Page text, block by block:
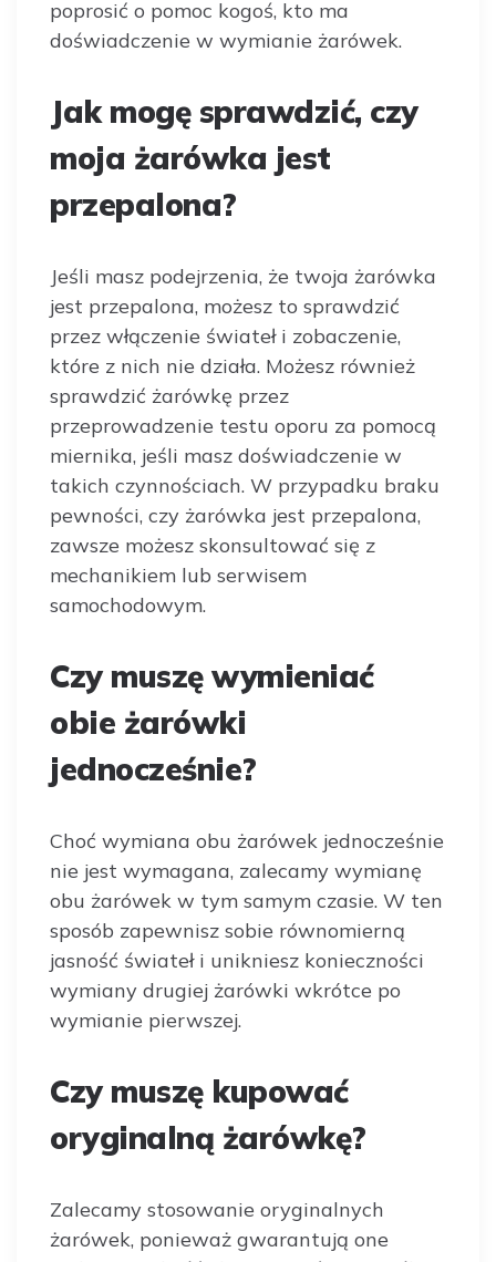
poprosić o pomoc kogoś, kto ma
doświadczenie w wymianie żarówek.
Jak mogę sprawdzić, czy
moja żarówka jest
przepalona?
Jeśli masz podejrzenia, że twoja żarówka
jest przepalona, możesz to sprawdzić
przez włączenie świateł i zobaczenie,
które z nich nie działa. Możesz również
sprawdzić żarówkę przez
przeprowadzenie testu oporu za pomocą
miernika, jeśli masz doświadczenie w
takich czynnościach. W przypadku braku
pewności, czy żarówka jest przepalona,
zawsze możesz skonsultować się z
mechanikiem lub serwisem
samochodowym.
Czy muszę wymieniać
obie żarówki
jednocześnie?
Choć wymiana obu żarówek jednocześnie
nie jest wymagana, zalecamy wymianę
obu żarówek w tym samym czasie. W ten
sposób zapewnisz sobie równomierną
jasność świateł i unikniesz konieczności
wymiany drugiej żarówki wkrótce po
wymianie pierwszej.
Czy muszę kupować
oryginalną żarówkę?
Zalecamy stosowanie oryginalnych
żarówek, ponieważ gwarantują one